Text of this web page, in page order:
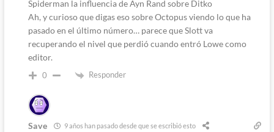
Spiderman la influencia de Ayn Rand sobre Ditko
Ah, y curioso que digas eso sobre Octopus viendo lo que ha
pasado en el último número… parece que Slott va
recuperando el nivel que perdió cuando entró Lowe como
editor.
0 Responder
Save 9 años han pasado desde que se escribió esto